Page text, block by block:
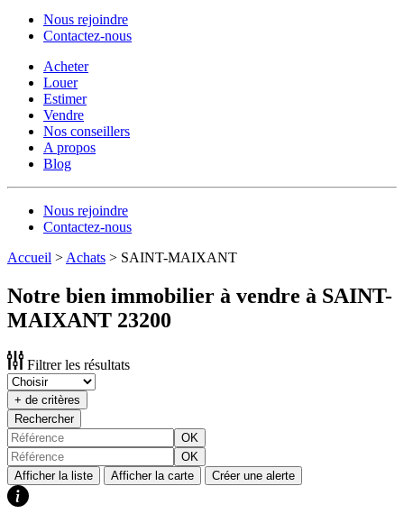
Nous rejoindre
Contactez-nous
Acheter
Louer
Estimer
Vendre
Nos conseillers
A propos
Blog
Nous rejoindre
Contactez-nous
Accueil > Achats > SAINT-MAIXANT
Notre bien immobilier à vendre à SAINT-
MAIXANT 23200
Filtrer les résultats
+ de critères
Rechercher
OK
OK
Afficher la liste
Afficher la carte Créer une alerte